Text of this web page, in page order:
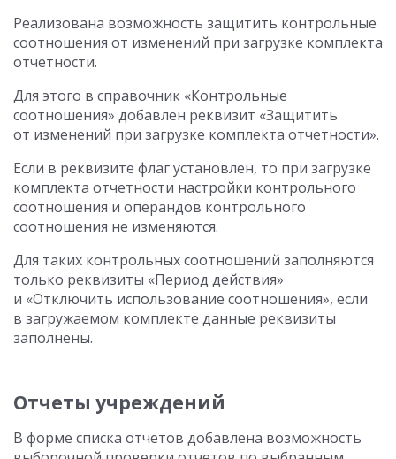
Реализована возможность защитить контрольные
соотношения от изменений при загрузке комплекта
отчетности.
Для этого в справочник «Контрольные
соотношения» добавлен реквизит «Защитить
от изменений при загрузке комплекта отчетности».
Если в реквизите флаг установлен, то при загрузке
комплекта отчетности настройки контрольного
соотношения и операндов контрольного
соотношения не изменяются.
Для таких контрольных соотношений заполняются
только реквизиты «Период действия»
и «Отключить использование соотношения», если
в загружаемом комплекте данные реквизиты
заполнены.
Отчеты учреждений
В форме списка отчетов добавлена возможность